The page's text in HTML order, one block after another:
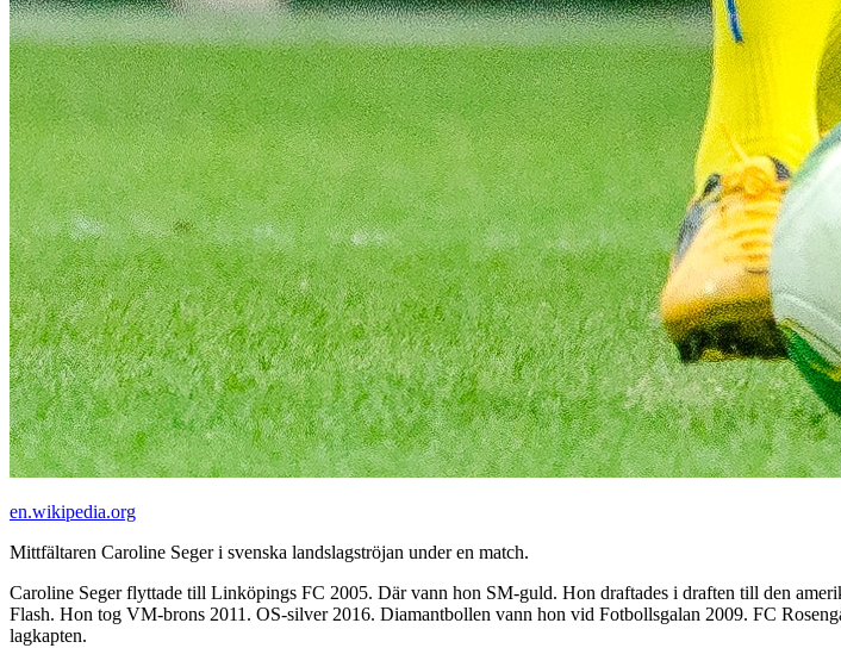
en.wikipedia.org
Mittfältaren Caroline Seger i svenska landslagströjan under en match.
Caroline Seger flyttade till Linköpings FC 2005. Där vann hon SM-guld. Hon draftades i draften till den
Flash. Hon tog VM-brons 2011. OS-silver 2016. Diamantbollen vann hon vid Fotbollsgalan 2009. FC
lagkapten.